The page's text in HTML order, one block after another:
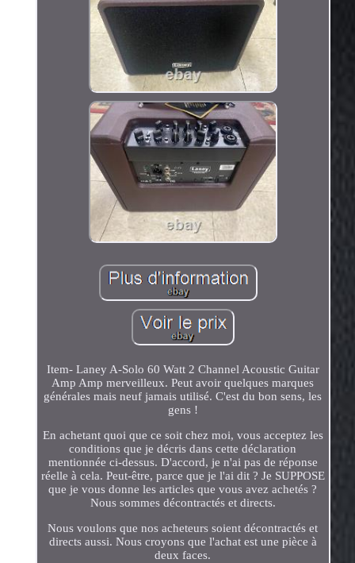
Item- Laney A-Solo 60 Watt 2 Channel Acoustic Guitar
Amp Amp merveilleux. Peut avoir quelques marques
générales mais neuf jamais utilisé. C'est du bon sens, les
gens !
En achetant quoi que ce soit chez moi, vous acceptez les
conditions que je décris dans cette déclaration
mentionnée ci-dessus. D'accord, je n'ai pas de réponse
réelle à cela. Peut-être, parce que je l'ai dit ? Je SUPPOSE
que je vous donne les articles que vous avez achetés ?
Nous sommes décontractés et directs.
Nous voulons que nos acheteurs soient décontractés et
directs aussi. Nous croyons que l'achat est une pièce à
deux faces.